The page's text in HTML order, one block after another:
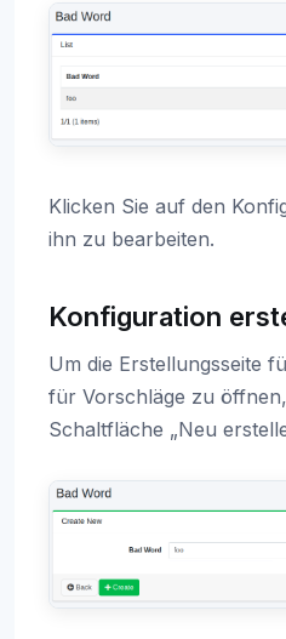
Klicken Sie auf den
ihn zu bearbeiten.
Konfiguration
Um die Erstellungsseite
für Vorschläge zu
Schaltfläche „Neu